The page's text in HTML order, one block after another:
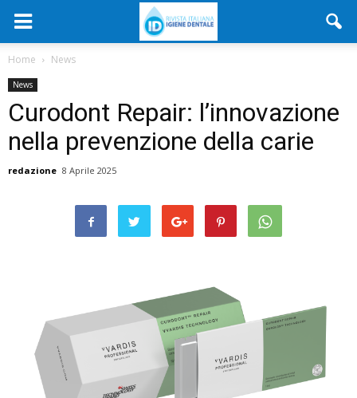
Home News
News
Curodont Repair: l’innovazione
nella prevenzione della carie
redazione 8 Aprile 2025